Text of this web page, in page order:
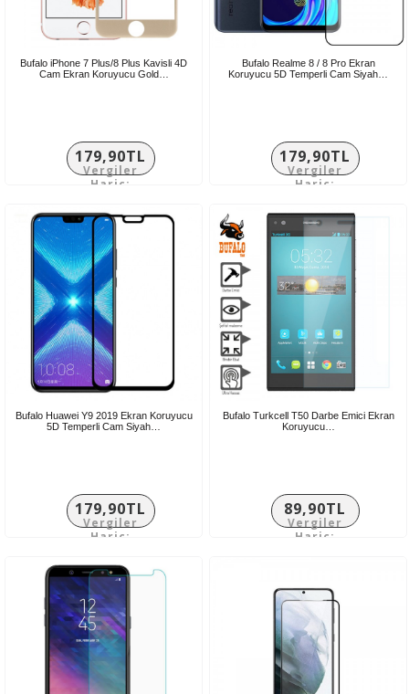
Bufalo iPhone 7 Plus/8 Plus Kavisli 4D
Cam Ekran Koruyucu Gold…
179,90TL
Vergiler
Hariç:
Bufalo Realme 8 / 8 Pro Ekran
Koruyucu 5D Temperli Cam Siyah…
179,90TL
Vergiler
Hariç:
Bufalo Huawei Y9 2019 Ekran Koruyucu
5D Temperli Cam Siyah…
179,90TL
Vergiler
Hariç:
Bufalo Turkcell T50 Darbe Emici Ekran
Koruyucu…
89,90TL
Vergiler
Hariç: